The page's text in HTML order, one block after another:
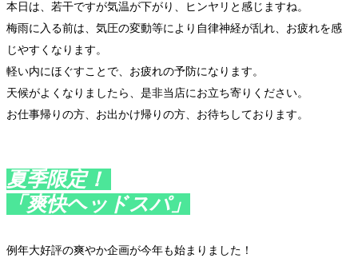
本日は、若干ですが気温が下がり、ヒンヤリと感じますね。
梅雨に入る前は、気圧の変動等により自律神経が乱れ、お疲れを感
じやすくなります。
軽い内にほぐすことで、お疲れの予防になります。
天候がよくなりましたら、是非当店にお立ち寄りください。
お仕事帰りの方、お出かけ帰りの方、お待ちしております。
夏季限定！
「爽快ヘッドスパ」
例年大好評の爽やか企画が今年も始まりました！